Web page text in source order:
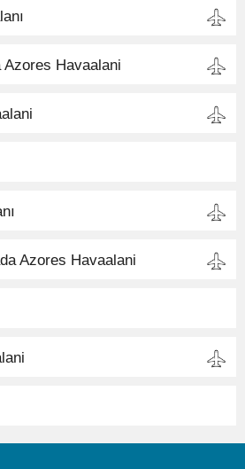
Azores Havaalani
Azores Havaalani